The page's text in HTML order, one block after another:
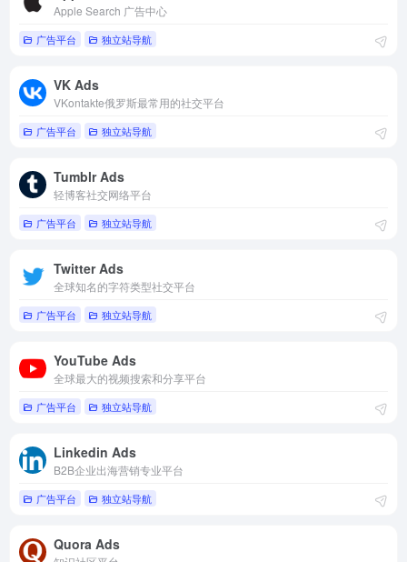
Apple Search 广告中心
广告平台 独立站导航
VK Ads
VKontakte俄罗斯最常用的社交平台
广告平台 独立站导航
Tumblr Ads
轻博客社交网络平台
广告平台 独立站导航
Twitter Ads
全球知名的字符类型社交平台
广告平台 独立站导航
YouTube Ads
全球最大的视频搜索和分享平台
广告平台 独立站导航
Linkedin Ads
B2B企业出海营销专业平台
广告平台 独立站导航
Quora Ads